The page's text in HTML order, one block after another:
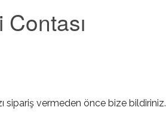
sipariş vermeden önce bize bildiriniz.